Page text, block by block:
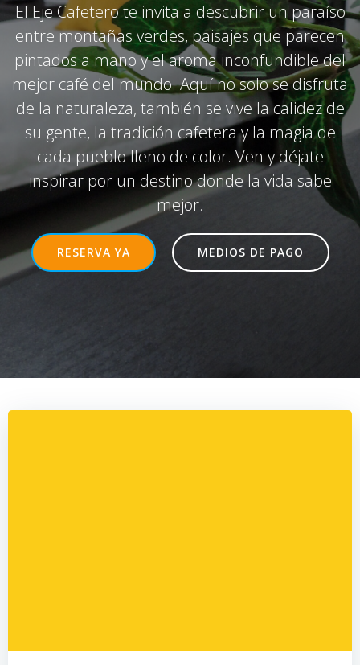
El Eje Cafetero te invita a descubrir un paraíso
entre montañas verdes, paisajes que parecen
pintados a mano y el aroma inconfundible del
mejor café del mundo. Aquí no solo se disfruta
de la naturaleza, también se vive la calidez de
su gente, la tradición cafetera y la magia de
cada pueblo lleno de color. Ven y déjate
inspirar por un destino donde la vida sabe
mejor.
RESERVA YA MEDIOS DE PAGO